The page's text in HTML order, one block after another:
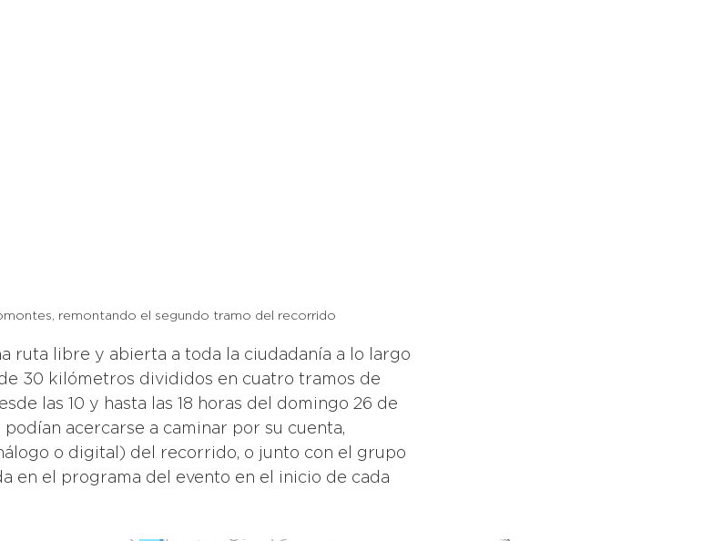
remontando el segundo tramo del recorrido
ruta libre y abierta a toda la ciudadanía a lo largo
30 kilómetros divididos en cuatro tramos de
las 10 y hasta las 18 horas del domingo 26 de
acercarse a caminar por su cuenta,
o digital) del recorrido, o junto con el grupo
en el programa del evento en el inicio de cada